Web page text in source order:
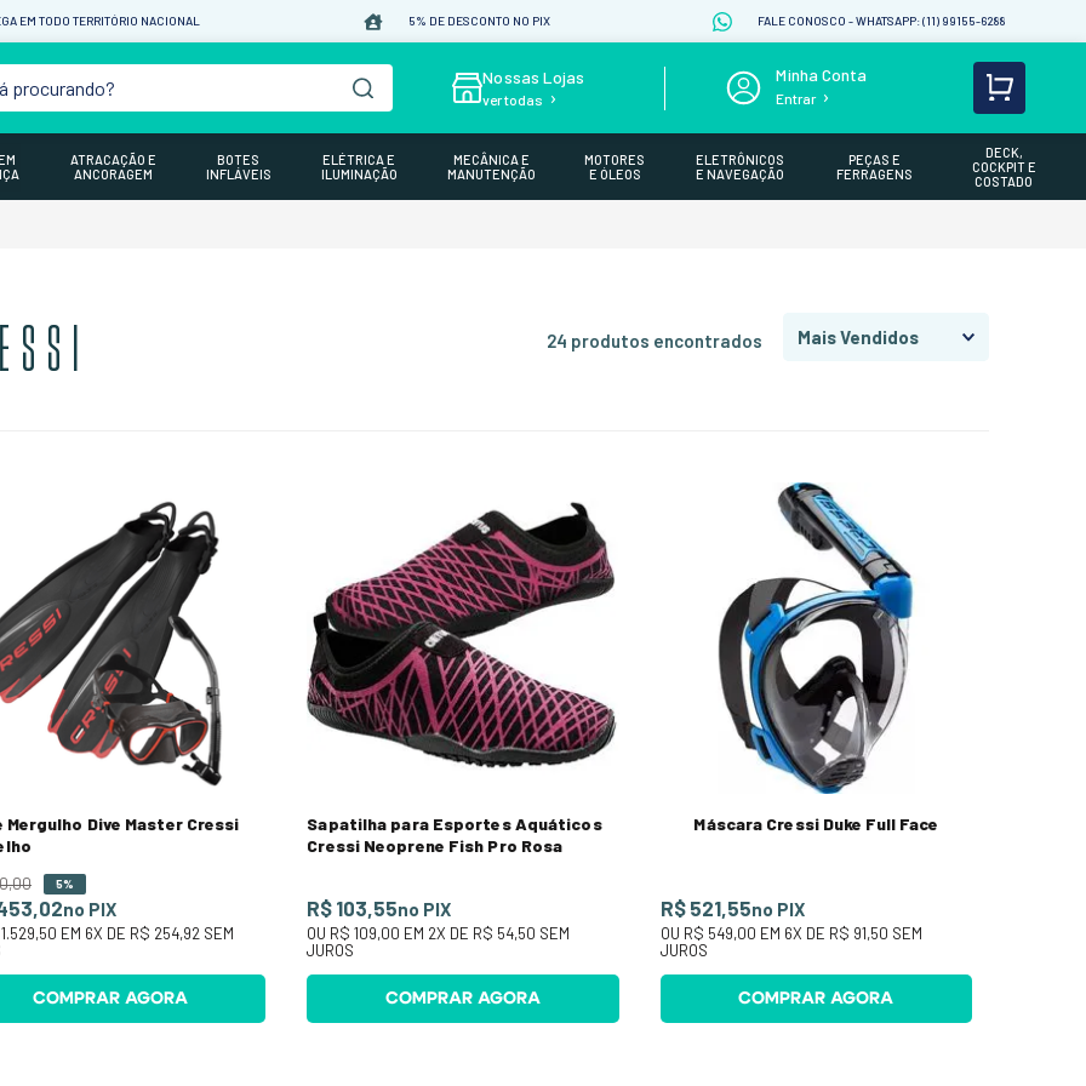
EM TODO TERRITÓRIO NACIONAL 5% DE DESCONTO NO PIX FALE CONOSCO - WHATSAPP: (11) 99155-6288
Nossas Lojas
ver todas Entrar
ATRACAÇÃO E
ANCORAGEM
BOTES
INFLÁVEIS
ELÉTRICA E
ILUMINAÇÃO
MECÂNICA E
MANUTENÇÃO
MOTORES
E ÓLEOS
ELETRÔNICOS
E NAVEGAÇÃO
PEÇAS E
FERRAGENS
DECK,
COCKPIT E
COSTADO
24 produtos Mais Vendidos
Mergulho Dive Master Cressi
,00 5%
no PIX
EM 6X DE R$ 254,92 SEM
COMPRAR AGORA
Sapatilha para Esportes Aquáticos
Cressi Neoprene Fish Pro Rosa
R$ 103,55no PIX
OU R$ 109,00 EM 2X DE R$ 54,50 SEM
JUROS
COMPRAR AGORA
Máscara Cressi Duke Full Face
R$ 521,55no PIX
OU R$ 549,00 EM 6X DE R$ 91,50 SEM
JUROS
COMPRAR AGORA